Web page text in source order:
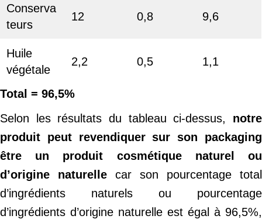
Conserva
teurs
12 0,8 9,6
Huile
végétale
2,2 0,5 1,1
Total = 96,5%
Selon les résultats du tableau ci-dessus,
notre
produit peut revendiquer sur son packaging
être un produit cosmétique naturel
ou
d’origine naturelle car son pourcentage total
d’ingrédients naturels ou pourcentage
d’ingrédients d’origine naturelle est égal à 96,5%,